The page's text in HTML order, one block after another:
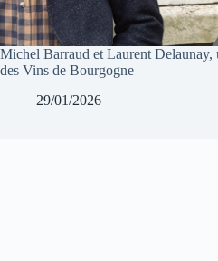
Michel Barraud et Laurent Delaunay,
des Vins de Bourgogne
29/01/2026